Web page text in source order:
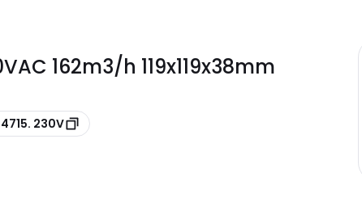
162m3/h 119x119x38mm
230V